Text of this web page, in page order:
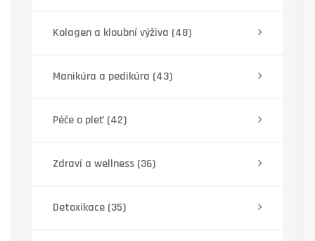
Kolagen a kloubní výživa (48)
Manikúra a pedikúra (43)
Péče o pleť (42)
Zdraví a wellness (36)
Detoxikace (35)